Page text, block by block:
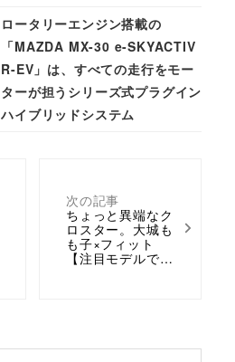
次の記事
ちょっと異端なク
ロスター。大城も
も子×フィット
【注目モデルで…
ロータリーエンジン搭載の
「MAZDA MX-30 e-SKYACTIV
R-EV」は、すべての走行をモー
ターが担うシリーズ式プラグイン
ハイブリッドシステム